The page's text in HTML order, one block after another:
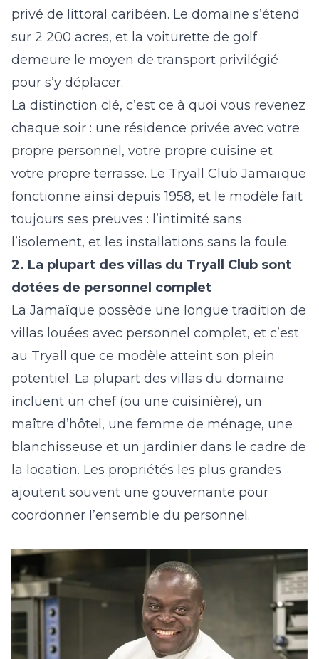
privé de littoral caribéen. Le domaine s’étend
sur 2 200 acres, et la voiturette de golf
demeure le moyen de transport privilégié
pour s’y déplacer.
La distinction clé, c’est ce à quoi vous revenez
chaque soir : une résidence privée avec votre
propre personnel, votre propre cuisine et
votre propre terrasse. Le Tryall Club Jamaïque
fonctionne ainsi depuis 1958, et le modèle fait
toujours ses preuves : l’intimité sans
l’isolement, et les installations sans la foule.
2. La plupart des villas du Tryall Club sont
dotées de personnel complet
La Jamaïque possède une longue tradition de
villas louées avec personnel complet, et c’est
au Tryall que ce modèle atteint son plein
potentiel. La plupart des villas du domaine
incluent un chef (ou une cuisinière), un
maître d’hôtel, une femme de ménage, une
blanchisseuse et un jardinier dans le cadre de
la location. Les propriétés les plus grandes
ajoutent souvent une gouvernante pour
coordonner l’ensemble du personnel.